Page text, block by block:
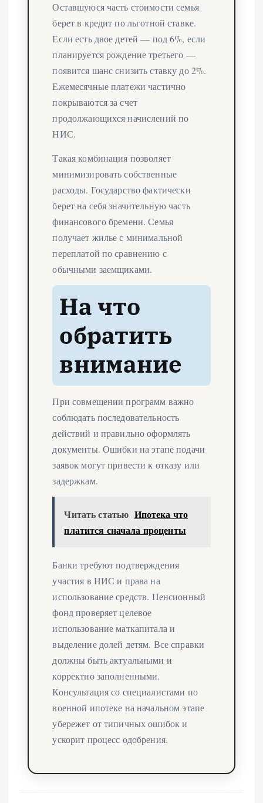
Оставшуюся часть стоимости семья
берет в кредит по льготной ставке.
Если есть двое детей — под 6%, если
планируется рождение третьего —
появится шанс снизить ставку до 2%.
Ежемесячные платежи частично
покрываются за счет
продолжающихся начислений по
НИС.
Такая комбинация позволяет
минимизировать собственные
расходы. Государство фактически
берет на себя значительную часть
финансового бремени. Семья
получает жилье с минимальной
переплатой по сравнению с
обычными заемщиками.
На что
обратить
внимание
При совмещении программ важно
соблюдать последовательность
действий и правильно оформлять
документы. Ошибки на этапе подачи
заявок могут привести к отказу или
задержкам.
Читать статью Ипотека что
платится сначала проценты
Банки требуют подтверждения
участия в НИС и права на
использование средств. Пенсионный
фонд проверяет целевое
использование маткапитала и
выделение долей детям. Все справки
должны быть актуальными и
корректно заполненными.
Консультация со специалистами по
военной ипотеке на начальном этапе
убережет от типичных ошибок и
ускорит процесс одобрения.